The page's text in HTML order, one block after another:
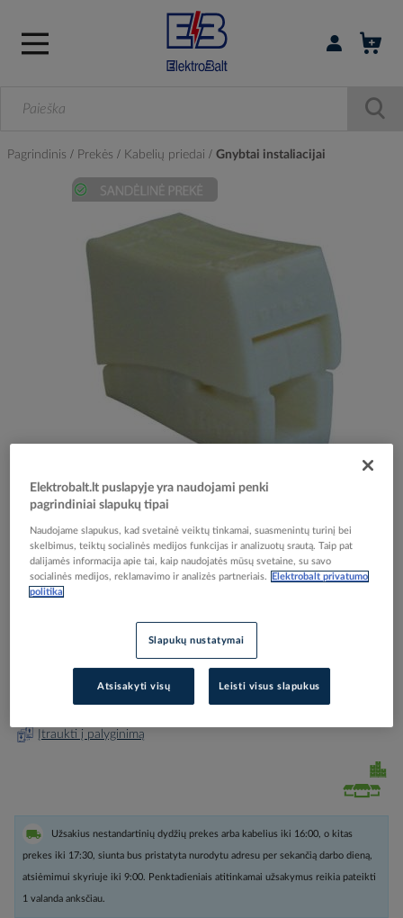
Prisijungti /
Pagrindinis Prekės Kabelių priedai Gnybtai instaliacijai
Skip
the
beginning
the
images
Reali prekė gali skirtis nuo pavaizduotos nuotraukoje
Gnybtas šviestuvų pajungimui 2x1-2.5mm2 PLK 225
- PROTEC
Prisijunkite, norėdami pamatyti kainas
Įtraukti į palyginimą
Užsakius nestandartinių dydžių prekes arba kabelius iki 16:00, o kitas
prekes iki 17:30, siunta bus pristatyta nurodytu adresu per sekančią darbo dieną,
atsiėmimui skyriuje iki 9:00. Penktadieniais atitinkamai užsakymus reikia pateikti
1 valanda anksčiau.
Elektrobalt.lt puslapyje yra naudojami penki
pagrindiniai slapukų tipai
Naudojame slapukus, kad svetainė veiktų tinkamai, suasmenintų turinį bei
skelbimus, teiktų socialinės medijos funkcijas ir analizuotų srautą. Taip pat
dalijamės informacija apie tai, kaip naudojatės mūsų svetaine, su savo
socialinės medijos, reklamavimo ir analizės partneriais.
Elektrobalt privatumo
politika
Slapukų nustatymai
Atsisakyti visų Leisti visus slapukus